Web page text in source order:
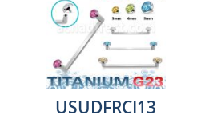
USUDFRCI13